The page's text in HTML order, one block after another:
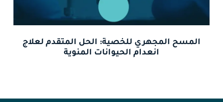
المسح المجهري للخصية: الحل المتقدم لعلاج
انعدام الحيوانات المنوية